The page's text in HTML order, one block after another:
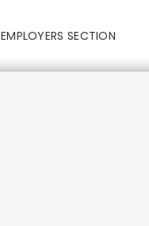
EMPLOYERS SECTION